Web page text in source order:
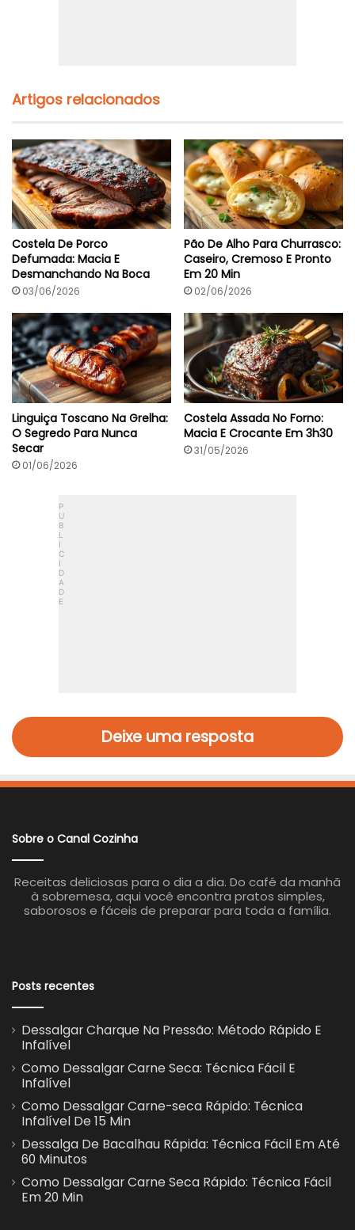
Artigos relacionados
Costela De Porco
Defumada: Macia E
Desmanchando Na Boca
03/06/2026
Pão De Alho Para Churrasco:
Caseiro, Cremoso E Pronto
Em 20 Min
02/06/2026
Linguiça Toscano Na Grelha:
O Segredo Para Nunca
Secar
01/06/2026
Costela Assada No Forno:
Macia E Crocante Em 3h30
31/05/2026
Deixe uma resposta
Sobre o Canal Cozinha
Receitas deliciosas para o dia a dia. Do café da manhã
à sobremesa, aqui você encontra pratos simples,
saborosos e fáceis de preparar para toda a família.
Posts recentes
Dessalgar Charque Na Pressão: Método Rápido E
Infalível
Como Dessalgar Carne Seca: Técnica Fácil E
Infalível
Como Dessalgar Carne-seca Rápido: Técnica
Infalível De 15 Min
Dessalga De Bacalhau Rápida: Técnica Fácil Em Até
60 Minutos
Como Dessalgar Carne Seca Rápido: Técnica Fácil
Em 20 Min